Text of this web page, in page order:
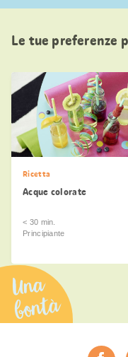
Le tue preferenze
Ricetta
Acque colorate
< 30 min.
Principiante
Una
bontà